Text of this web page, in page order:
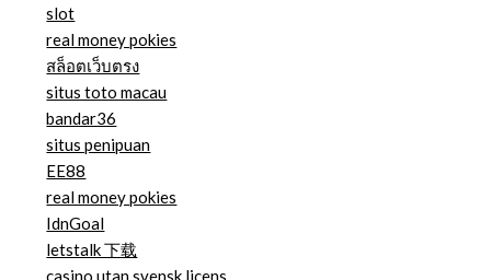
slot
real money pokies
สล็อตเว็บตรง
situs toto macau
bandar36
situs penipuan
EE88
real money pokies
IdnGoal
letstalk 下载
casino utan svensk licens